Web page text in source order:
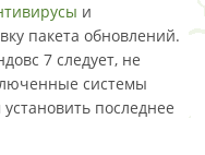
и
пакета обновлений.
7 следует, не
системы
последнее